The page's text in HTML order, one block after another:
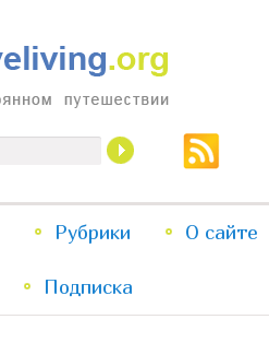
Перейти
к
Перейти
к
Рубрики О сайте
Подписка